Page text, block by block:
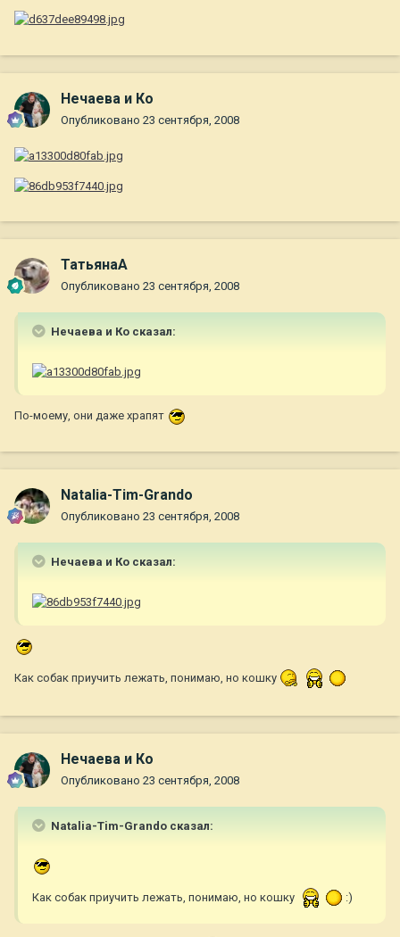
Нечаева и Ко
Опубликовано 23 сентября, 2008
ТатьянаА
Опубликовано 23 сентября, 2008
Нечаева и Ко сказал:
По-моему, они даже храпят
Natalia-Tim-Grando
Опубликовано 23 сентября, 2008
Нечаева и Ко сказал:
Как собак приучить лежать, понимаю, но кошку
Нечаева и Ко
Опубликовано 23 сентября, 2008
Natalia-Tim-Grando сказал:
Как собак приучить лежать, понимаю, но кошку :)